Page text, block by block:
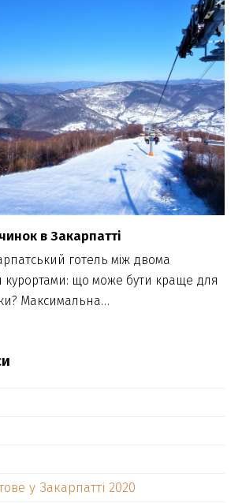
в Закарпатті
готель між двома
курортами: що може бути краще для
Максимальна…
у Закарпатті 2020